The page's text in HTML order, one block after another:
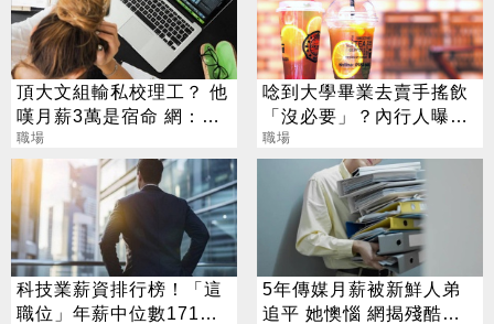
頂大文組輸私校理工？ 他
嘆月薪3萬是宿命 網：
「這工作」年薪百萬
職場
唸到大學畢業去賣手搖飲
「沒必要」？內行人曝薪
資：勝過銀行櫃檯
職場
科技業薪資排行榜！「這
職位」年薪中位數171萬
5年傳媒月薪被新鮮人弟
追平 她懊惱 網揭殘酷真